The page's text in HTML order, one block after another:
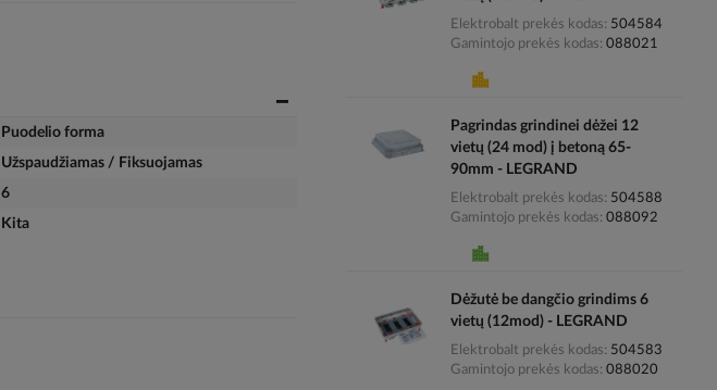
Puodelio forma
Užspaudžiamas / Fiksuojamas
6
Kita
Elektrobalt prekės kodas
504584
Gamintojo prekės kodas 088021
Pagrindas grindinei dėžei 12
vietų (24 mod) į betoną 65-
90mm - LEGRAND
Elektrobalt prekės kodas
504588
Gamintojo prekės kodas 088092
Dėžutė be dangčio grindims 6
vietų (12mod) - LEGRAND
Elektrobalt prekės kodas
504583
Gamintojo prekės kodas 088020